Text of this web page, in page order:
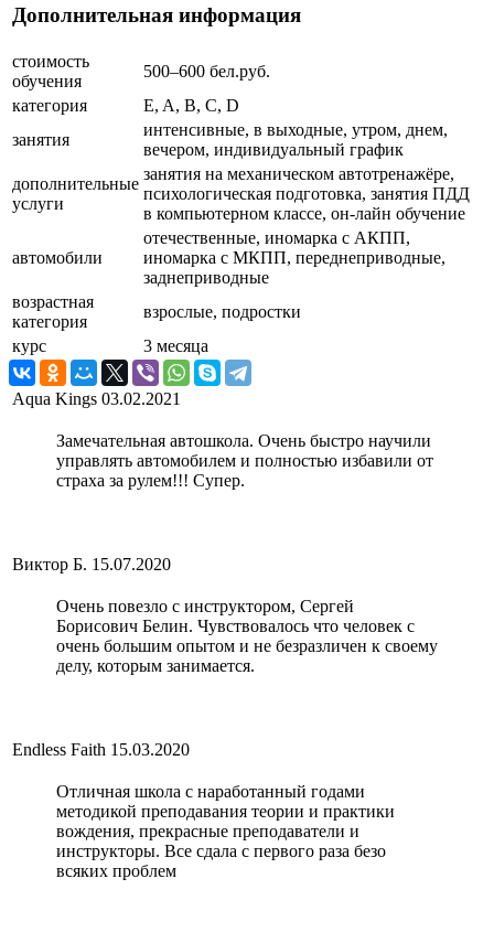
Дополнительная информация
стоимость
обучения
500–600 бел.руб.
категория
E, A, B, C, D
занятия
интенсивные, в выходные, утром, днем,
вечером, индивидуальный график
дополнительные
услуги
занятия на механическом автотренажёре,
психологическая подготовка, занятия ПДД
в компьютерном классе, он-лайн обучение
автомобили
отечественные, иномарка с АКПП,
иномарка с МКПП, переднеприводные,
заднеприводные
возрастная
категория
взрослые, подростки
курс
3 месяца
Aqua Kings 03.02.2021
Замечательная автошкола. Очень быстро научили
управлять автомобилем и полностью избавили от
страха за рулем!!! Супер.
Виктор Б. 15.07.2020
Очень повезло с инструктором, Сергей
Борисович Белин. Чувствовалось что человек с
очень большим опытом и не безразличен к своему
делу, которым занимается.
Endless Faith 15.03.2020
Отличная школа с наработанный годами
методикой преподавания теории и практики
вождения, прекрасные преподаватели и
инструкторы. Все сдала с первого раза безо
всяких проблем